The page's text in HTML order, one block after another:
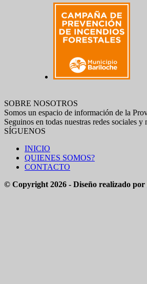
SOBRE NOSOTROS
Somos un espacio de información de la
Seguinos en todas nuestras redes sociales
SÍGUENOS
INICIO
QUIENES SOMOS?
CONTACTO
© Copyright 2026 - Diseño realizado por